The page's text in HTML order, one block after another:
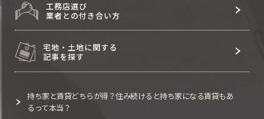
工務店選び
業者との付き合い方
宅地・土地に関する
記事を探す
持ち家と賃貸どちらが得？住み続けると持ち家になる賃貸もあ
るって本当？